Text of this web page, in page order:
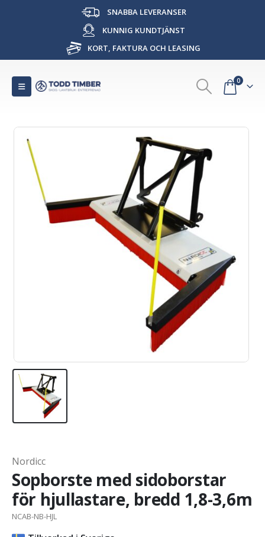
SNABBA LEVERANSER
KUNNIG KUNDTJÄNST
KORT, FAKTURA OCH LEASING
0
Nordicc
Sopborste med sidoborstar
för hjullastare, bredd 1,8-3,6m
NCAB-NB-HJL